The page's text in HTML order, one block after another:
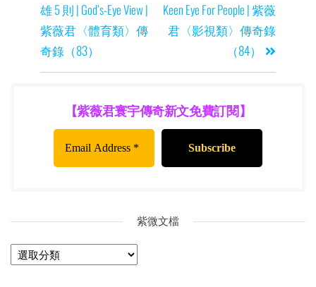
雄 5 則 | God’s-Eye View |
紫薇君〈體育類〉傳
奇錄（83）
Keen Eye For People | 紫薇
君〈影視類〉傳奇錄
（84）
【紫薇君寰宇傳奇新文免費訂閱】
紫微文檔